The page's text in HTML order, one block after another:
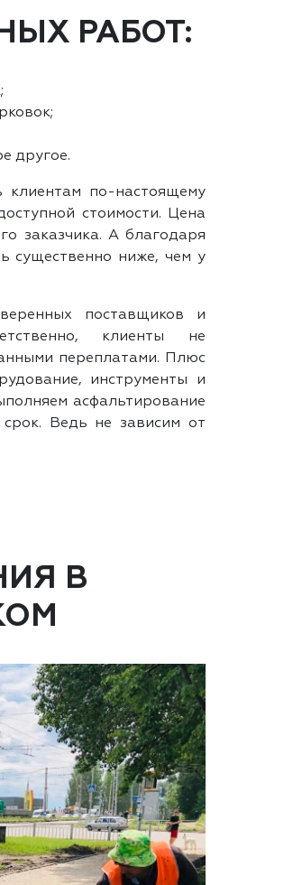
РАБОТ:
другое.
по-настоящему
стоимости. Цена
заказчика. А благодаря
существенно ниже, чем у
поставщиков и
клиенты не
переплатами. Плюс
инструменты и
асфальтирование
Ведь не зависим от
В